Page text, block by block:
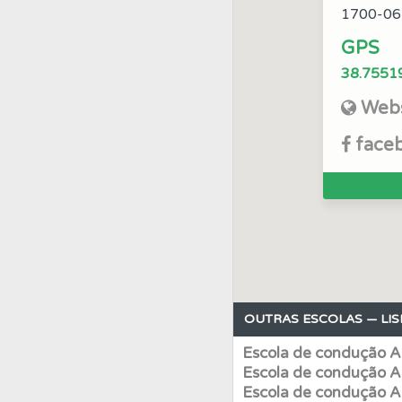
Veja as
Testemunhos Veja
Ajuda Consulte a
1700-
GPS
OUTRAS ESCOLAS —
Escola de condução
Escola de condução
Escola de condução